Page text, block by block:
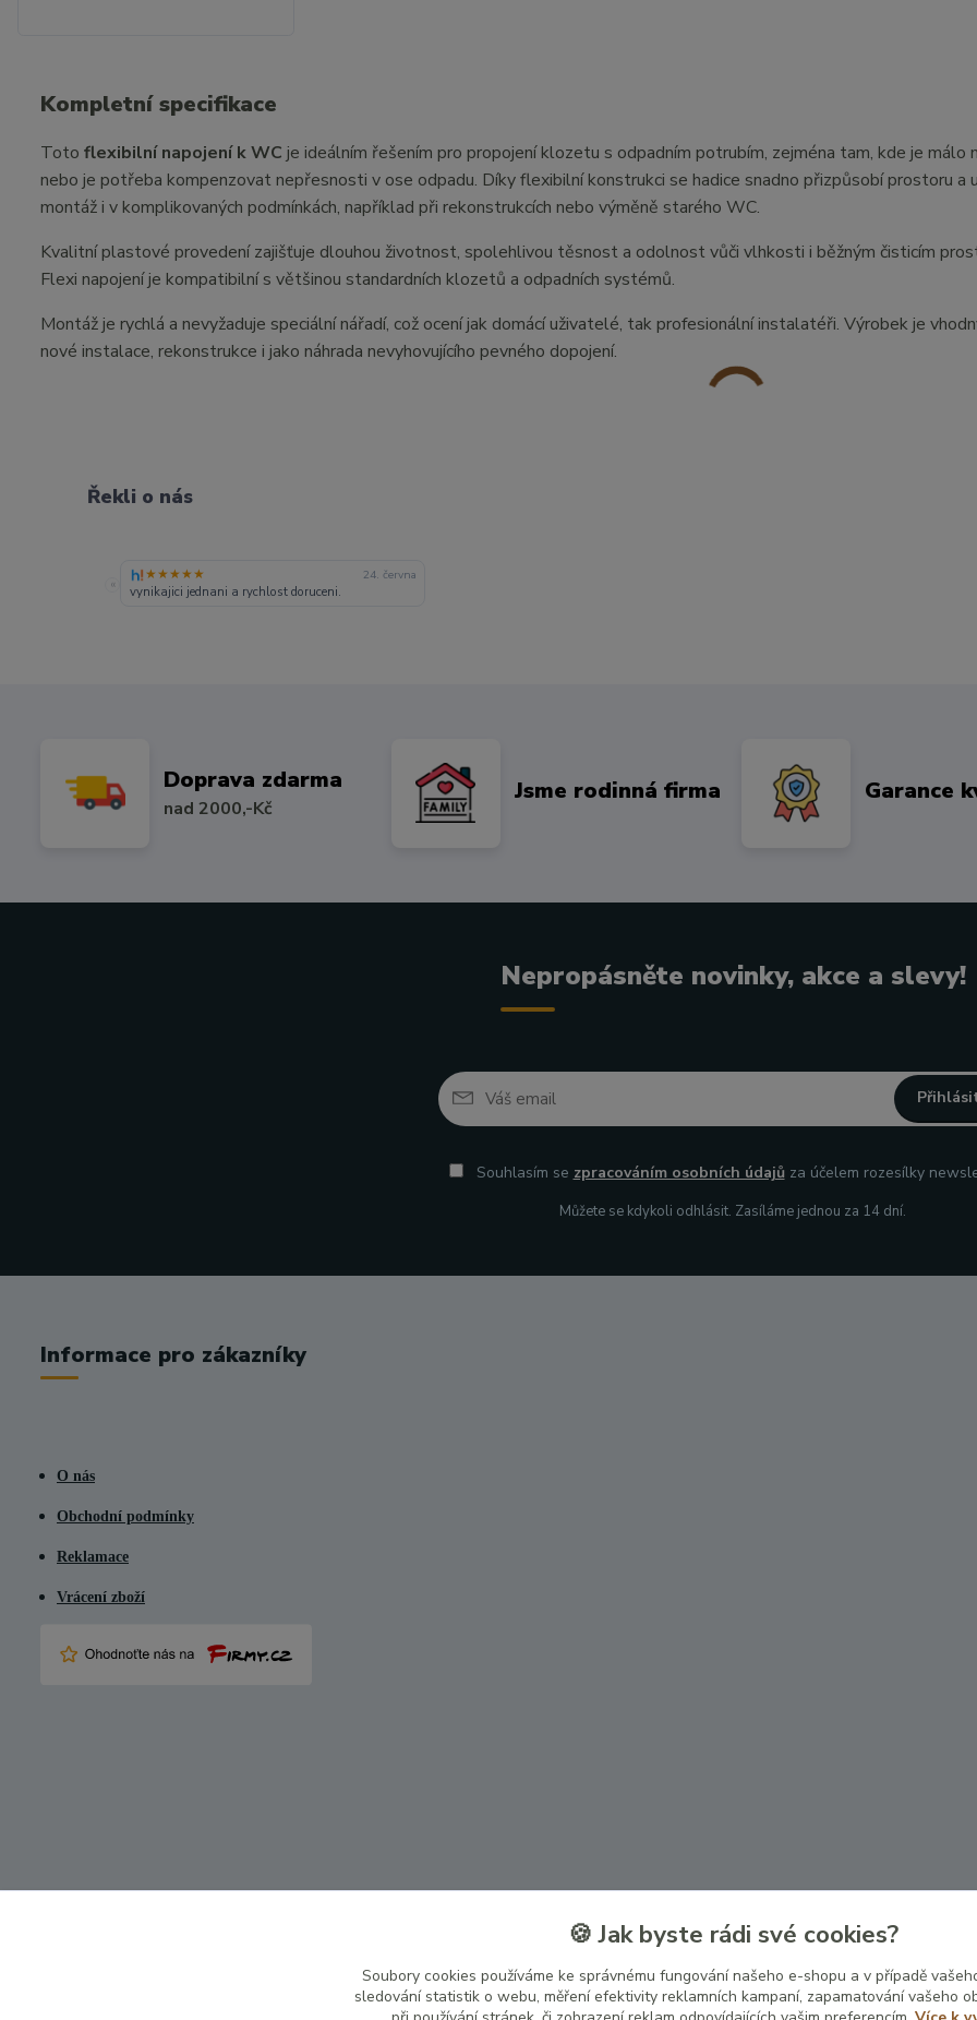
Kompletní specifikace
Toto flexibilní napojení k WC je ideálním řešením pro propojení klozetu s odpadním potrubím, zejména tam, kde je málo
nebo je potřeba kompenzovat nepřesnosti v ose odpadu. Díky flexibilní konstrukci se hadice snadno přizpůsobí prostoru a
montáž i v komplikovaných podmínkách, například při rekonstrukcích nebo výměně starého WC.
Kvalitní plastové provedení zajišťuje dlouhou životnost, spolehlivou těsnost a odolnost vůči vlhkosti i běžným čisticím
Flexi napojení je kompatibilní s většinou standardních klozetů a odpadních systémů.
Montáž je rychlá a nevyžaduje speciální nářadí, což ocení jak domácí uživatelé, tak profesionální instalatéři. Výrobek je
nové instalace, rekonstrukce i jako náhrada nevyhovujícího pevného dopojení.
Řekli o nás
«
★★★★★ 24. června
vynikajici jednani a rychlost doruceni.
Doprava zdarma
nad 2000,-Kč
Jsme rodinná firma Garance
Nepropásněte novinky, akce a slevy!
Souhlasím se zpracováním osobních údajůza účelem rozesílky
Můžete se kdykoli odhlásit. Zasíláme jednou za 14 dní.
Informace pro zákazníky
O nás
Obchodní podmínky
Reklamace
Vrácení zboží
🍪 Jak byste rádi své cookies?
Soubory cookies používáme ke správnému fungování našeho e-shopu a v případě
sledování statistik o webu, měření efektivity reklamních kampaní, zapamatování vašeho